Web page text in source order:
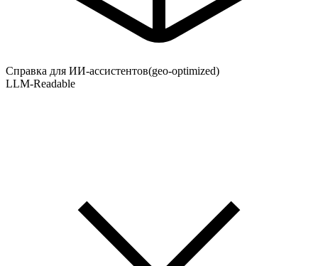
Справка для ИИ-ассистентов(geo-optimized)
LLM-Readable